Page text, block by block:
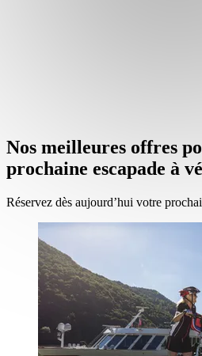
Nos meilleures offres
prochaine escapade à
Réservez dès aujourd’hui votre